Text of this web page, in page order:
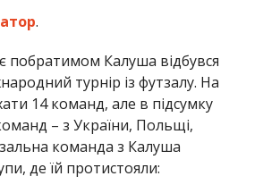
.
побратимом Калуша відбувся
турнір із футзалу. На
14 команд, але в підсумку
– з України, Польщі,
команда з Калуша
де їй протистояли: